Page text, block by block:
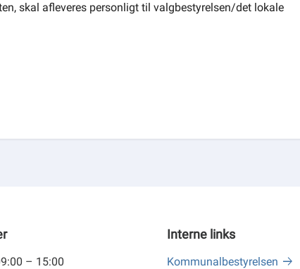
skal afleveres personligt til valgbestyrelsen/det lokale
– 15:00
Interne links
Kommunalbestyrelsen